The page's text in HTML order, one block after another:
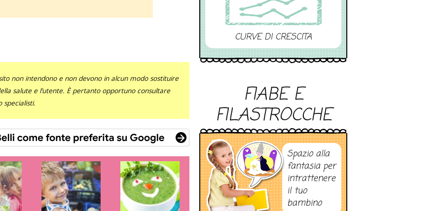
non intendono e non devono in alcun modo sostituire
salute e l’utente. È pertanto opportuno consultare
CURVE DI CRESCITA
FIABE E
FILASTROCCHE
Spazio alla
fantasia per
intrattenere
il tuo
bambino